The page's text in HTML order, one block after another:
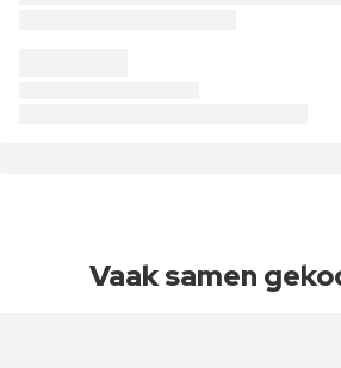
Vaak samen